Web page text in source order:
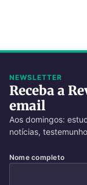
NEWSLETTER
Receba a
email
Aos domingos:
notícias,
Nome completo